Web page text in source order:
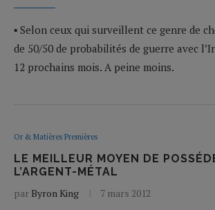
▪ Selon ceux qui surveillent ce genre de
de 50/50 de probabilités de guerre avec
12 prochains mois. A peine moins.
Or & Matières Premières
LE MEILLEUR MOYEN DE
L’ARGENT-MÉTAL
par Byron King 7 mars 2012